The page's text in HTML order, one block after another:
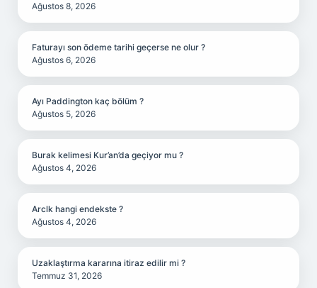
Ağustos 8, 2026
Faturayı son ödeme tarihi geçerse ne olur ?
Ağustos 6, 2026
Ayı Paddington kaç bölüm ?
Ağustos 5, 2026
Burak kelimesi Kur’an’da geçiyor mu ?
Ağustos 4, 2026
Arclk hangi endekste ?
Ağustos 4, 2026
Uzaklaştırma kararına itiraz edilir mi ?
Temmuz 31, 2026